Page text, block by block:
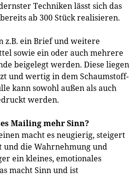
Techniken lässt sich das
ab 300 Stück realisieren.
z.B. ein Brief und weitere
sowie ein oder auch mehrere
beigelegt werden. Diese liegen
und wertig in dem Schaumstoff-
kann sowohl außen als auch
werden.
Mailing mehr Sinn?
macht es neugierig, steigert
und die Wahrnehmung und
ein kleines, emotionales
macht Sinn und ist